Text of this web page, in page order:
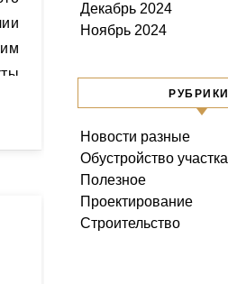
Декабрь 2024
Ноябрь 2024
РУБРИКИ
Новости разные
Обустройство участка
Полезное
Проектирование
Строительство